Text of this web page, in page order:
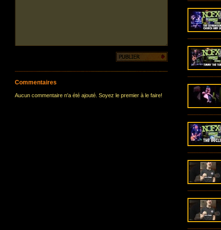
Commentaires
Aucun commentaire n'a été ajouté. Soyez le premier à le faire!